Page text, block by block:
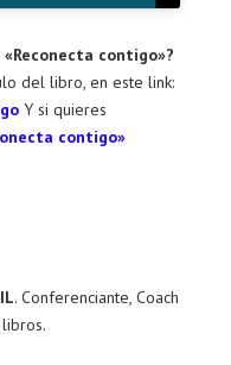
contigo»?
del libro, en este link:
Y si quieres
contigo»
. Conferenciante, Coach